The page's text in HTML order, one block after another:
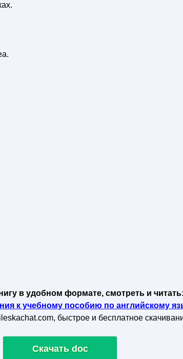
в удобном формате, смотреть и читать:
к учебному пособию по английскому
быстрое и бесплатное
Скачать doc